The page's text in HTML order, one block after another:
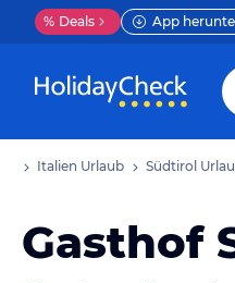
% Deals App
Italien Urlaub Südtirol
Gasthof